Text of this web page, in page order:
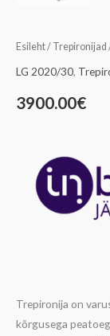
Esileht/ Trepironijad
LG 2020/30,
3900.00€
Trepironija on
kõrgusega